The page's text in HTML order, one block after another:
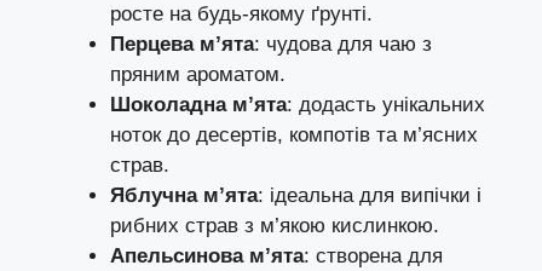
росте на будь-якому ґрунті.
Перцева м’ята: чудова для чаю з
пряним ароматом.
Шоколадна м’ята: додасть унікальних
ноток до десертів, компотів та м’ясних
страв.
Яблучна м’ята: ідеальна для випічки і
рибних страв з м’якою кислинкою.
Апельсинова м’ята: створена для